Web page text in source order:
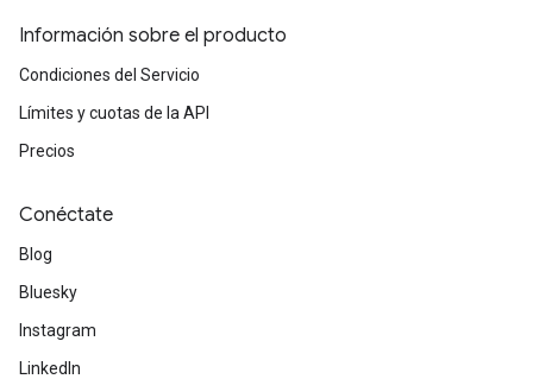
Información sobre el producto
Condiciones del Servicio
Límites y cuotas de la API
Precios
Conéctate
Blog
Bluesky
Instagram
LinkedIn